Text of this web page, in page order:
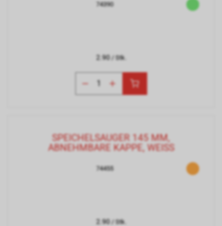
74390
2.90/ Stk.
SPEICHELSAUGER 145 MM,
ABNEHMBARE KAPPE, WEISS
74455
2.90/ Stk.